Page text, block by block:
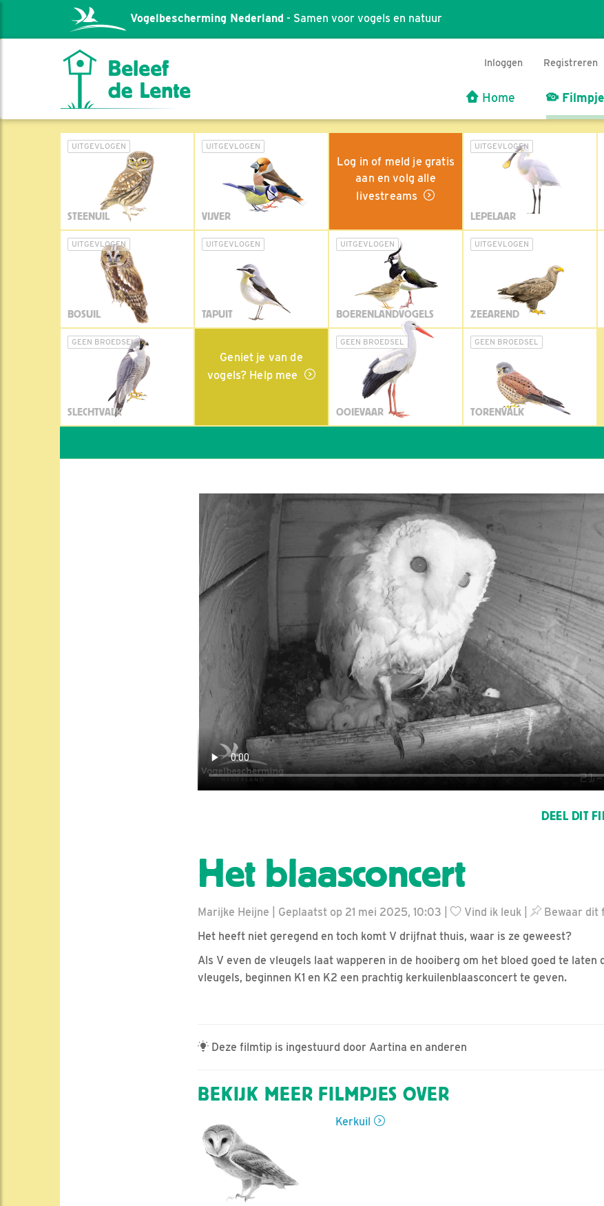
Vogelbescherming Nederland - Samen voor vogels en natuur
Inloggen Registreren
Home
UITGEVLOGEN
STEENUIL
UITGEVLOGEN
VIJVER
Log in of meld je gratis
aan en volg alle
livestreams
UITGEVLOGEN
LEPELAAR
UITGEVLOGEN
BOSUIL
UITGEVLOGEN
TAPUIT
UITGEVLOGEN
BOERENLANDVOGELS
UITGEVLOGEN
ZEEAREND
GEEN BROEDSEL
SLECHTVALK
Geniet je van de
vogels? Help mee
GEEN BROEDSEL
OOIEVAAR
GEEN BROEDSEL
TORENVALK
DEEL DIT
Het blaasconcert
Marijke Heijne | Geplaatst op 21 mei 2025, 10:03 | Vind ik leuk Bewaar dit
Het heeft niet geregend en toch komt V drijfnat thuis, waar is ze geweest?
Als V even de vleugels laat wapperen in de hooiberg om het bloed goed te laten
vleugels, beginnen K1 en K2 een prachtig kerkuilenblaasconcert te geven.
Deze filmtip is ingestuurd door Aartina en anderen
BEKIJK MEER FILMPJES OVER
Kerkuil